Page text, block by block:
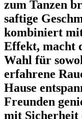
zum Tanzen
saftige
kombiniert
Effekt, macht
Wahl für
erfahrene
Hause
Freunden
mit Sicherheit